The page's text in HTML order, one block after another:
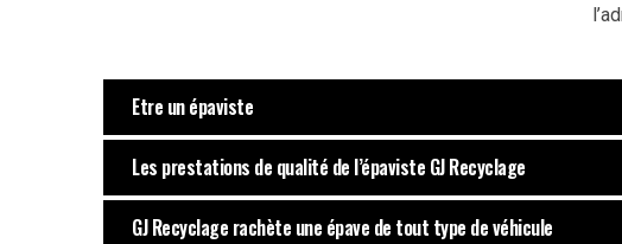
Etre un épaviste
Les prestations de qualité de l’épaviste GJ Recyclage
GJ Recyclage rachète une épave de tout type de véhicule